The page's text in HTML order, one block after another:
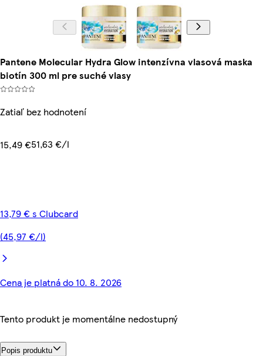
Pantene Molecular Hydra Glow intenzívna vlasová maska
biotín 300 ml pre suché vlasy
Zatiaľ bez hodnotení
15,49 €51,63 €/l
13,79 € s Clubcard
(45,97 €/l)
Cena je platná do 10. 8. 2026
Tento produkt je momentálne nedostupný
Popis produktu